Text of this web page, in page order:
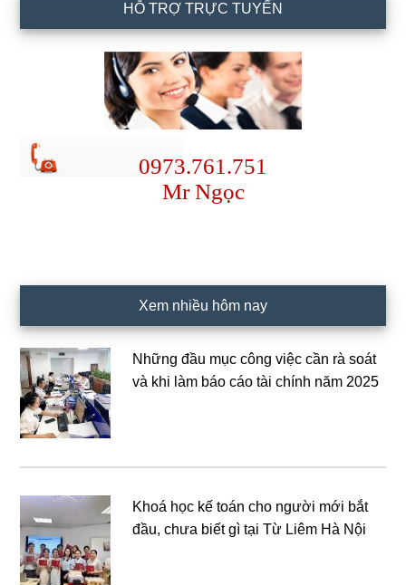
HỖ TRỢ TRỰC TUYẾN
0973.761.751
Mr Ngọc
Xem nhiều hôm nay
Những đầu mục công việc cần rà soát
và khi làm báo cáo tài chính năm 2025
Khoá học kế toán cho người mới bắt
đầu, chưa biết gì tại Từ Liêm Hà Nội